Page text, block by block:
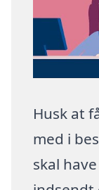
Husk at
med i
skal